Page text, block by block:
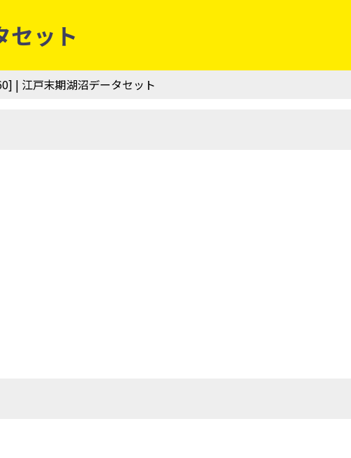
セット
| 江戸末期湖沼データセット